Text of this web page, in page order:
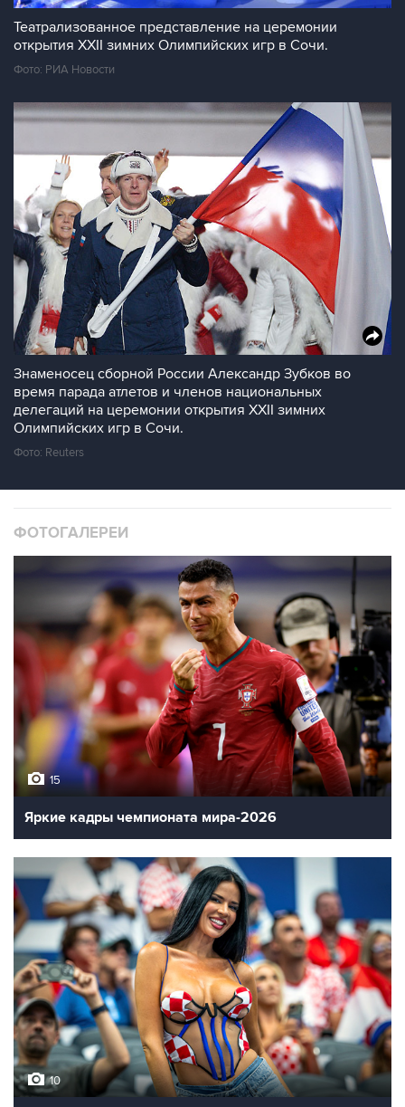
Театрализованное представление на церемонии
открытия XXII зимних Олимпийских игр в Сочи.
Фото: РИА Новости
Знаменосец сборной России Александр Зубков во
время парада атлетов и членов национальных
делегаций на церемонии открытия XXII зимних
Олимпийских игр в Сочи.
Фото: Reuters
ФОТОГАЛЕРЕИ
15
Яркие кадры чемпионата мира-2026
10